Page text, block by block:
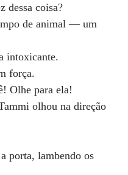
dessa coisa?
de animal — um
intoxicante.
força.
Olhe para ela!
olhou na direção
porta, lambendo os